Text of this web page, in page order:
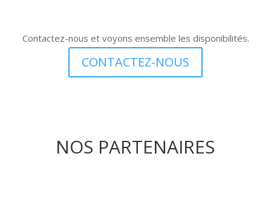
Contactez-nous et voyons ensemble les disponibilités.
CONTACTEZ-NOUS
NOS PARTENAIRES